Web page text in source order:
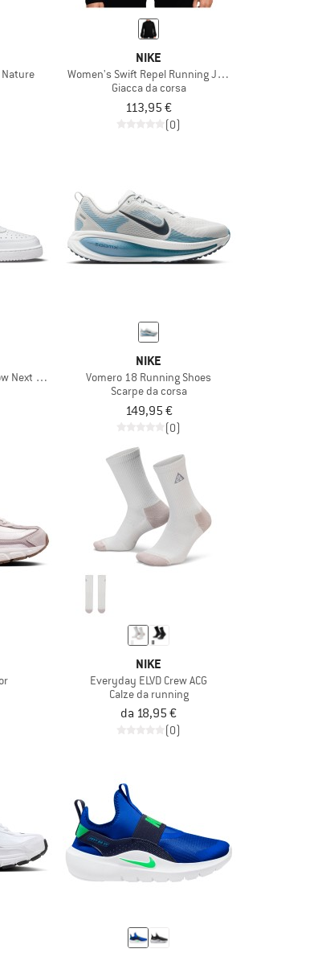
Nature
NIKE
Women's Swift Repel Running Jacket
Giacca da corsa
113,95 €
(0)
Next Nature
NIKE
Vomero 18 Running Shoes
Scarpe da corsa
149,95 €
(0)
NIKE
Everyday ELVD Crew ACG
Calze da running
da 18,95 €
(0)